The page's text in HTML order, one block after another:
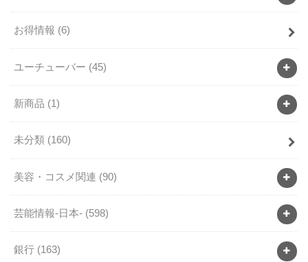
お得情報 (6)
ユーチューバー (45)
新商品 (1)
未分類 (160)
美容・コスメ関連 (90)
芸能情報-日本- (598)
銀行 (163)